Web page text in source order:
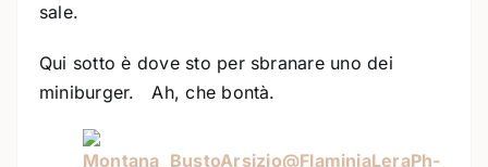
sale.
Qui sotto è dove sto per sbranare uno dei
miniburger. Ah, che bontà.